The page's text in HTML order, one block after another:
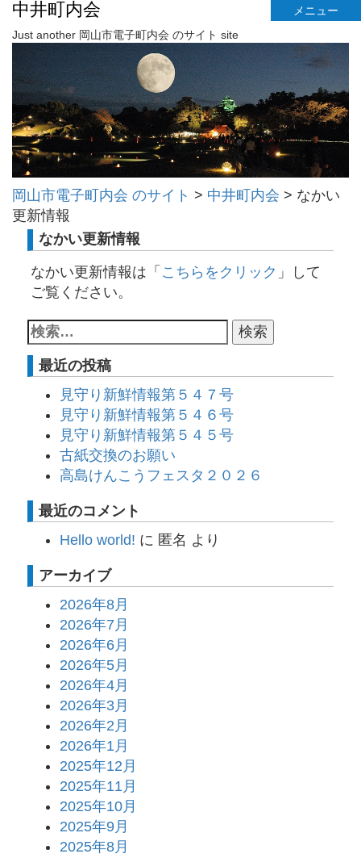
中井町内会
メニュー
Just another 岡山市電子町内会 のサイト site
岡山市電子町内会 のサイト > 中井町内会 > なかい
更新情報
なかい更新情報
なかい更新情報は「 こちらをクリック 」して
ご覧ください。
最近の投稿
見守り新鮮情報第５４７号
見守り新鮮情報第５４６号
見守り新鮮情報第５４５号
古紙交換のお願い
高島けんこうフェスタ２０２６
最近のコメント
Hello world! に 匿名 より
アーカイブ
2026年8月
2026年7月
2026年6月
2026年5月
2026年4月
2026年3月
2026年2月
2026年1月
2025年12月
2025年11月
2025年10月
2025年9月
2025年8月